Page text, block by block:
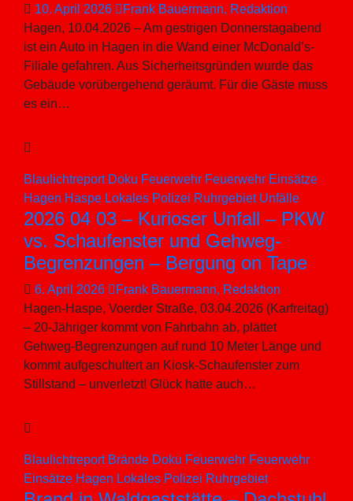
10. April 2026
Frank Bauermann, Redaktion
Hagen, 10.04.2026 – Am gestrigen Donnerstagabend
ist ein Auto in Hagen in die Wand einer McDonald’s-
Filiale gefahren. Aus Sicherheitsgründen wurde das
Gebäude vorübergehend geräumt. Für die Gäste muss
es ein…
Blaulichtreport Doku Feuerwehr Feuerwehr Einsätze
Hagen Haspe Lokales Polizei Ruhrgebiet Unfälle
2026 04 03 – Kurioser Unfall – PKW
vs. Schaufenster und Gehweg-
Begrenzungen – Bergung on Tape
6. April 2026
Frank Bauermann, Redaktion
Hagen-Haspe, Voerder Straße, 03.04.2026 (Karfreitag)
– 20-Jähriger kommt von Fahrbahn ab, plättet
Gehweg-Begrenzungen auf rund 10 Meter Länge und
kommt aufgeschultert an Kiosk-Schaufenster zum
Stillstand – unverletzt! Glück hatte auch…
Blaulichtreport Brände Doku Feuerwehr Feuerwehr
Einsätze Hagen Lokales Polizei Ruhrgebiet